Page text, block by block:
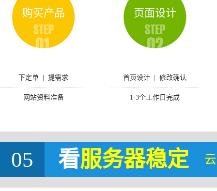
购买产品
下定单 | 提需求
网站资料准备
页面设计
首页设计 | 修改确认
1-3个工作日完成
05 看服务器稳定